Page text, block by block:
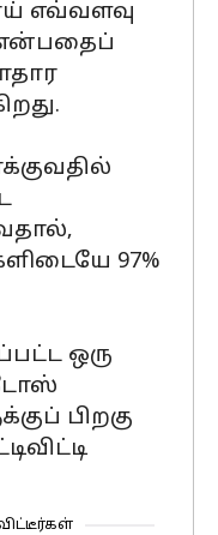
எவ்வளவு
என்பதைப்
97%
ஒரு
டோஸ்
பிறகு
விட்டீர்கள்